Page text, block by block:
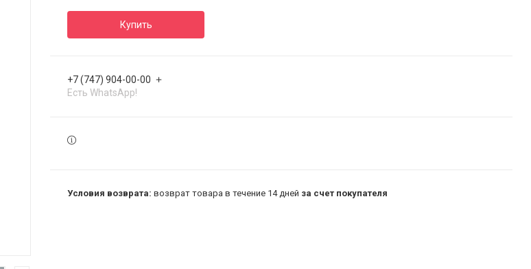
Купить
+7 (747) 904-00-00
Есть WhatsApp!
возврат товара в течение 14 дней за счет покупателя